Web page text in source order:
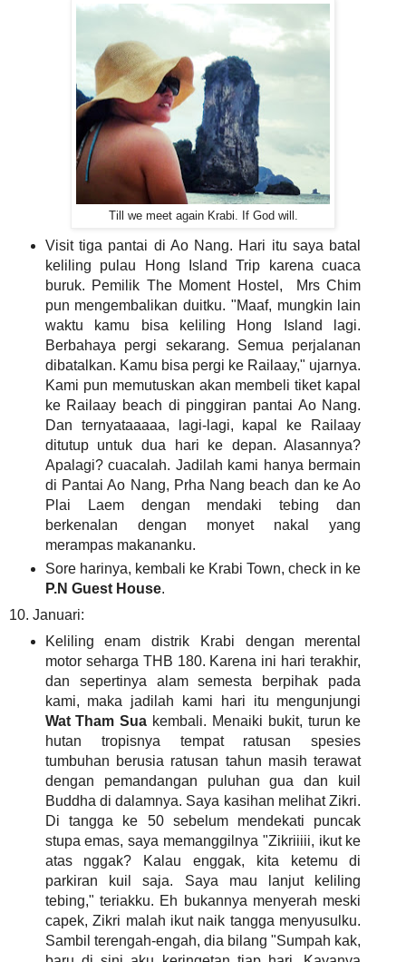
Till we meet again Krabi. If God will.
Visit tiga pantai di Ao Nang. Hari itu saya batal
keliling pulau Hong Island Trip karena cuaca
buruk. Pemilik The Moment Hostel, Mrs Chim
pun mengembalikan duitku. "Maaf, mungkin lain
waktu kamu bisa keliling Hong Island lagi.
Berbahaya pergi sekarang. Semua perjalanan
dibatalkan. Kamu bisa pergi ke Railaay," ujarnya.
Kami pun memutuskan akan membeli tiket kapal
ke Railaay beach di pinggiran pantai Ao Nang.
Dan ternyataaaaa, lagi-lagi, kapal ke Railaay
ditutup untuk dua hari ke depan. Alasannya?
Apalagi? cuacalah. Jadilah kami hanya bermain
di Pantai Ao Nang, Prha Nang beach dan ke Ao
Plai Laem dengan mendaki tebing dan
berkenalan dengan monyet nakal yang
merampas makananku.
Sore harinya, kembali ke Krabi Town, check in ke
P.N Guest House.
10. Januari:
Keliling enam distrik Krabi dengan merental
motor seharga THB 180. Karena ini hari terakhir,
dan sepertinya alam semesta berpihak pada
kami, maka jadilah kami hari itu mengunjungi
Wat Tham Sua kembali. Menaiki bukit, turun ke
hutan tropisnya tempat ratusan spesies
tumbuhan berusia ratusan tahun masih terawat
dengan pemandangan puluhan gua dan kuil
Buddha di dalamnya. Saya kasihan melihat Zikri.
Di tangga ke 50 sebelum mendekati puncak
stupa emas, saya memanggilnya "Zikriiiii, ikut ke
atas nggak? Kalau enggak, kita ketemu di
parkiran kuil saja. Saya mau lanjut keliling
tebing," teriakku. Eh bukannya menyerah meski
capek, Zikri malah ikut naik tangga menyusulku.
Sambil terengah-engah, dia bilang "Sumpah kak,